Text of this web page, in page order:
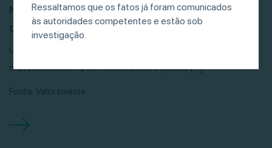
Ressaltamos que os fatos já foram comunicados
às autoridades competentes e estão sob
investigação.
Negociação de debêntures, CRIs e CRAs
desacelera, mas bate recorde
Um levantamento da POP BR mostrou que esses títulos
movimentaram R$ 681 bilhões entre janeiro […]
Fonte: Valor Investe